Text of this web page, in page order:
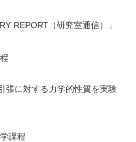
REPORT（研究室通信）」
張に対する力学的性質を実験
課程